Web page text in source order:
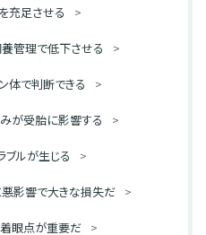
充足させる
管理で低下させる
体で判断できる
が受胎に影響する
ブルが生じる
悪影響で大きな損失だ
着眼点が重要だ